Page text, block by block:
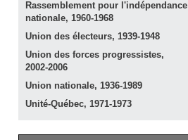
Rassemblement pour l'indépendance
nationale, 1960-1968
Union des électeurs, 1939-1948
Union des forces progressistes,
2002-2006
Union nationale, 1936-1989
Unité-Québec, 1971-1973